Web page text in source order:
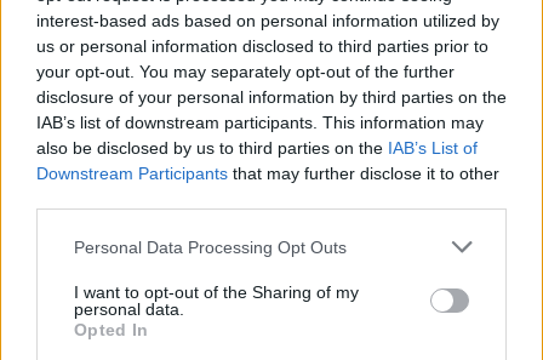
interest-based ads based on personal information utilized by
us or personal information disclosed to third parties prior to
your opt-out. You may separately opt-out of the further
disclosure of your personal information by third parties on the
IAB’s list of downstream participants. This information may
also be disclosed by us to third parties on the IAB’s List of
Downstream Participants that may further disclose it to other
Personal Data Processing Opt Outs
I want to opt-out of the Sharing of my
personal data.
Opted In
Lvice Elsa, kterou stát zabavil Vémolovi, bude mít nový
domov v Nizozemsku
28.7.2026 14:03 (
Lvice Elsa, kterou na začátku
června ministerstvo životního
prostředí (MŽP) zabavilo z
nelegálního chovu zápasníka
zahrady šelma zamíří do centra pro velké kočkovité šelmy
Felida,
sdělilo ČTK ministerstvo. Nizozemská stanice se stará i o tygra
Tajmira a lva Mera, kteří také pocházejí z nevyhovujících
soukromých chovů v České republice.